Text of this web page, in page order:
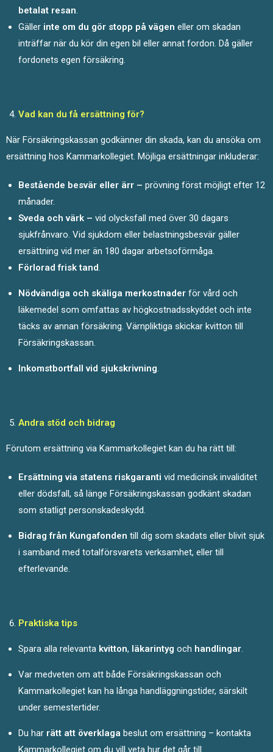
betalat resan.
Gäller inte om du gör stopp på vägen eller om skadan
inträffar när du kör din egen bil eller annat fordon. Då gäller
fordonets egen försäkring.
Vad kan du få ersättning för?
När Försäkringskassan godkänner din skada, kan du ansöka om
ersättning hos Kammarkollegiet. Möjliga ersättningar inkluderar:
Bestående besvär eller ärr – prövning först möjligt efter 12
månader.
Sveda och värk – vid olycksfall med över 30 dagars
sjukfrånvaro. Vid sjukdom eller belastningsbesvär gäller
ersättning vid mer än 180 dagar arbetsoförmåga.
Förlorad frisk tand.
Nödvändiga och skäliga merkostnader för vård och
läkemedel som omfattas av högkostnadsskyddet och inte
täcks av annan försäkring. Värnpliktiga skickar kvitton till
Försäkringskassan.
Inkomstbortfall vid sjukskrivning.
Andra stöd och bidrag
Förutom ersättning via Kammarkollegiet kan du ha rätt till:
Ersättning via statens riskgaranti vid medicinsk invaliditet
eller dödsfall, så länge Försäkringskassan godkänt skadan
som statligt personskadeskydd.
Bidrag från Kungafonden till dig som skadats eller blivit sjuk
i samband med totalförsvarets verksamhet, eller till
efterlevande.
Praktiska tips
Spara alla relevanta kvitton, läkarintyg och handlingar.
Var medveten om att både Försäkringskassan och
Kammarkollegiet kan ha långa handläggningstider, särskilt
under semestertider.
Du har rätt att överklaga beslut om ersättning – kontakta
Kammarkollegiet om du vill veta hur det går till.